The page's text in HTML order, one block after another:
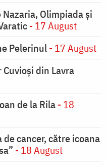
Olimpiada și
- 17 August
Pelerinul- 17 August
din Lavra
de la Rila- 18
cancer, către icoana
- 18 August